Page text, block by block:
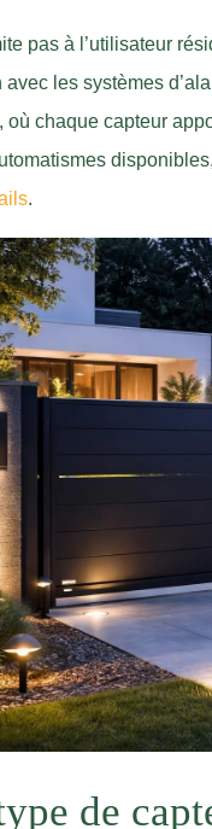
pas à l’utilisateur
les systèmes
où chaque capteur
.
de